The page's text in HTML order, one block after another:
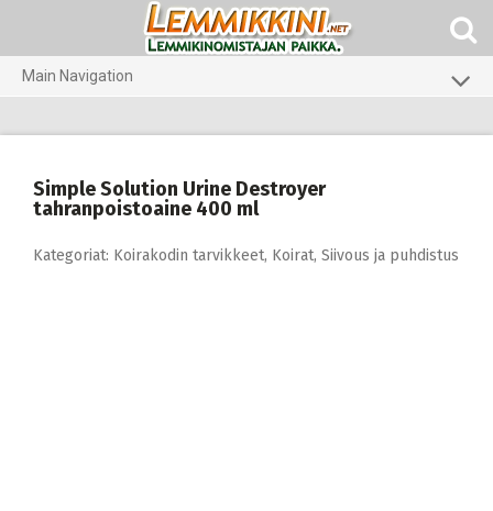
Main Navigation
Pieneläimet
Simple Solution Urine Destroyer
tahranpoistoaine 400 ml
Kategoriat: Koirakodin tarvikkeet, Koirat, Siivous ja puhdistus